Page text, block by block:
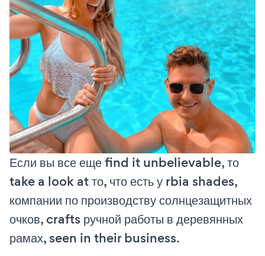
Если вы все еще find it unbelievable, то
take a look at то, что есть у rbia shades,
компании по производству солнцезащитных
очков, crafts ручной работы в деревянных
рамах, seen in their business.